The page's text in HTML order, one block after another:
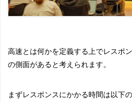
高速とは何かを定義する上でレスポ
の側面があると考えられます。
まずレスポンスにかかる時間は以下